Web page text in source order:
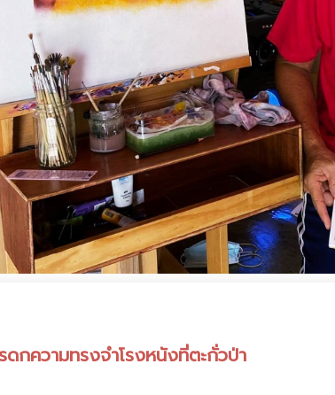
ดกความทรงจำโรงหนังที่ตะกั่วป่า